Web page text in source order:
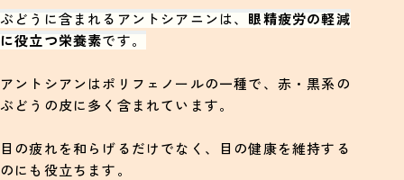
ぶどうに含まれるアントシアニンは、 眼精疲労の軽減
に役立つ栄養素です。
アントシアンはポリフェノールの一種で、赤・黒系の
ぶどうの皮に多く含まれています。
目の疲れを和らげるだけでなく、目の健康を維持する
のにも役立ちます。